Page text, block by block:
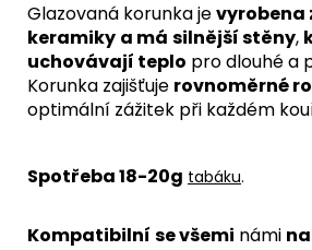
Glazovaná korunkajevyrobena
keramiky a má silnější stěny,
uchovávají teplo pro dlouhé a
Korunka zajišťuje rovnoměrné
optimální zážitek při každém
Spotřeba18-20g tabáku.
Kompatibilní se všemi námi